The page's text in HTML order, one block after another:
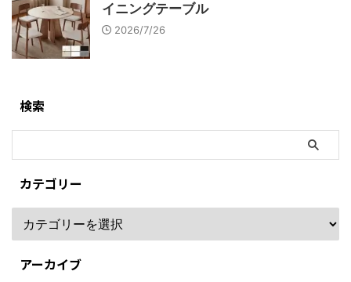
イニングテーブル
2026/7/26
検索
カテゴリー
アーカイブ